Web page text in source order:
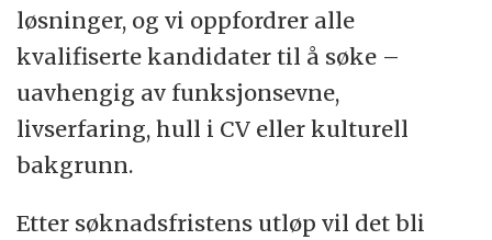
løsninger, og vi oppfordrer alle
kvalifiserte kandidater til å søke –
uavhengig av funksjonsevne,
livserfaring, hull i CV eller kulturell
bakgrunn.
Etter søknadsfristens utløp vil det bli